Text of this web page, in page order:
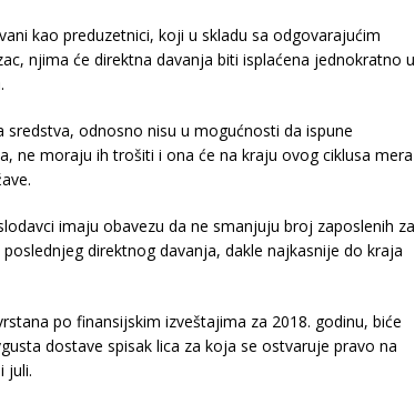
kao preduzetnici, koji u skladu sa odgovarajućim
njima će direktna davanja biti isplaćena jednokratno u
odnosno nisu u mogućnosti da ispune
ne moraju ih trošiti i ona će na kraju ovog ciklusa mera
imaju obavezu da ne smanjuju broj zaposlenih za
direktnog davanja, dakle najkasnije do kraja
po finansijskim izveštajima za 2018. godinu, biće
dostave spisak lica za koja se ostvaruje pravo na
juli.